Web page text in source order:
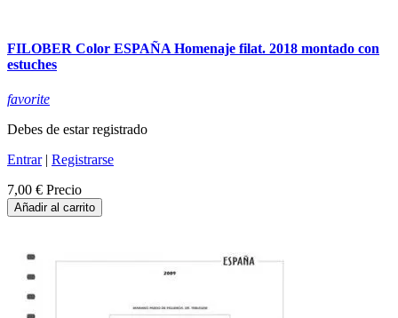
FILOBER Color ESPAÑA Homenaje filat. 2018 montado con
estuches
favorite
Debes de estar registrado
Entrar| Registrarse
7,00 € Precio
Añadir al carrito